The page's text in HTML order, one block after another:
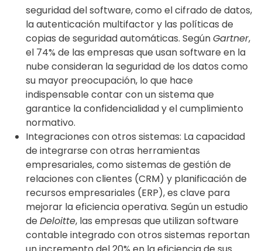
seguridad del software, como el cifrado de datos,
la autenticación multifactor y las políticas de
copias de seguridad automáticas. SegúnGartner,
el 74% de las empresas que usan software en la
nube consideran la seguridad de los datos como
su mayor preocupación, lo que hace
indispensable contar con un sistema que
garantice la confidencialidad y el cumplimiento
normativo.
Integraciones con otros sistemas: La capacidad
de integrarse con otras herramientas
empresariales, como sistemas de gestión de
relaciones con clientes (CRM) y planificación de
recursos empresariales (ERP), es clave para
mejorar la eficiencia operativa. Según un estudio
deDeloitte, las empresas que utilizan software
contable integrado con otros sistemas reportan